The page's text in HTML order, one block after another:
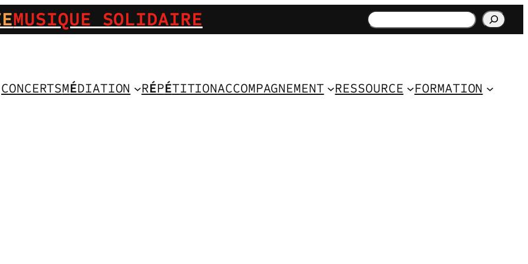
MUSIQUE SOLIDAIRE Rechercher
CONCERTSMÉDIATION RÉPÉTITIONACCOMPAGNEMENT RESSOURCE FORMATION